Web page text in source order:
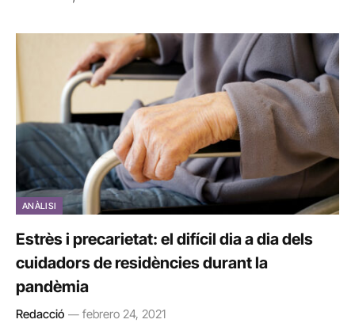
ANÀLISI
Estrès i precarietat: el difícil dia a dia dels
cuidadors de residències durant la
pandèmia
Redacció febrero 24, 2021